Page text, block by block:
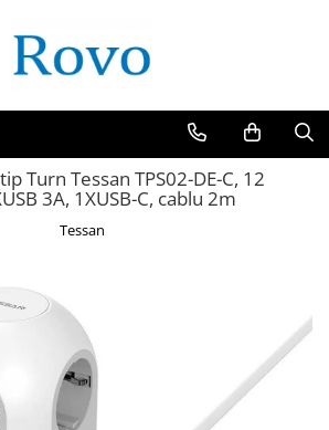
- Senzori
- Sigurante
Turn Tessan TPS02-DE-C, 12
3A, 1XUSB-C, cablu 2m
Tessan